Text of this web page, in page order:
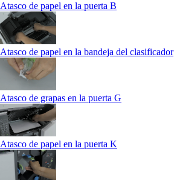
Atasco de papel en la puerta B
Atasco de papel en la bandeja del clasificador
Atasco de grapas en la puerta G
Atasco de papel en la puerta K